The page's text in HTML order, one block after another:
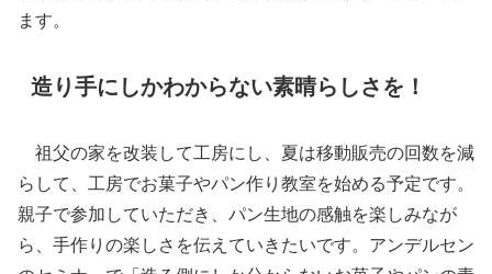
ます。
造り手にしかわからない素晴らしさを！
祖父の家を改装して工房にし、夏は移動販売の回数を減
らして、工房でお菓子やパン作り教室を始める予定です。
親子で参加していただき、パン生地の感触を楽しみなが
ら、手作りの楽しさを伝えていきたいです。アンデルセン